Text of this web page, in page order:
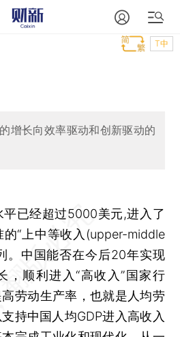
T中
增长向效率驱动和创新驱动的
已经超过5000美元,进入了
“上中等收入(upper-middle
。中国能否在今后20年实现
，顺利进入“高收入”国家行
劳动生产率，也就是人均劳
持中国人均GDP进入高收入